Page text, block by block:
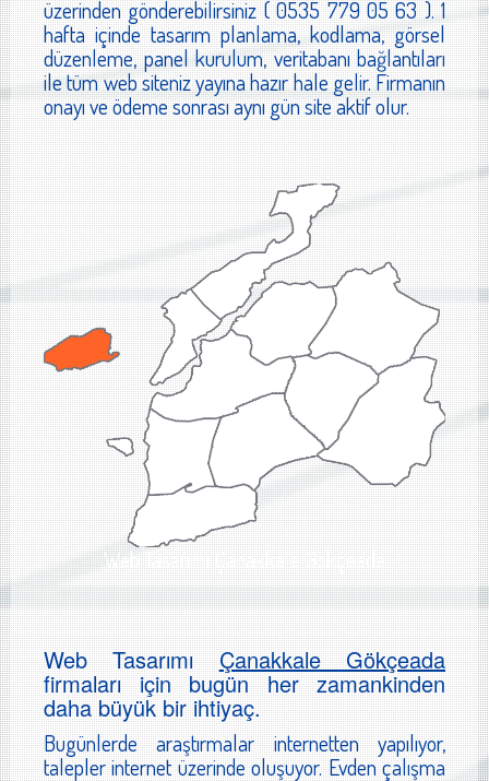
üzerinden gönderebilirsiniz ( 0535 779 05 63 ). 1
hafta içinde tasarım planlama, kodlama, görsel
düzenleme, panel kurulum, veritabanı bağlantıları
ile tüm web siteniz yayına hazır hale gelir. Firmanın
onayı ve ödeme sonrası aynı gün site aktif olur.
Web Tasarımı Çanakkale Gökçeada
Web TasarımıÇanakkale Gökçeada
firmaları için bugün her zamankinden
daha büyük bir ihtiyaç.
Bugünlerde araştırmalar internetten yapılıyor,
talepler internet üzerinde oluşuyor. Evden çalışma